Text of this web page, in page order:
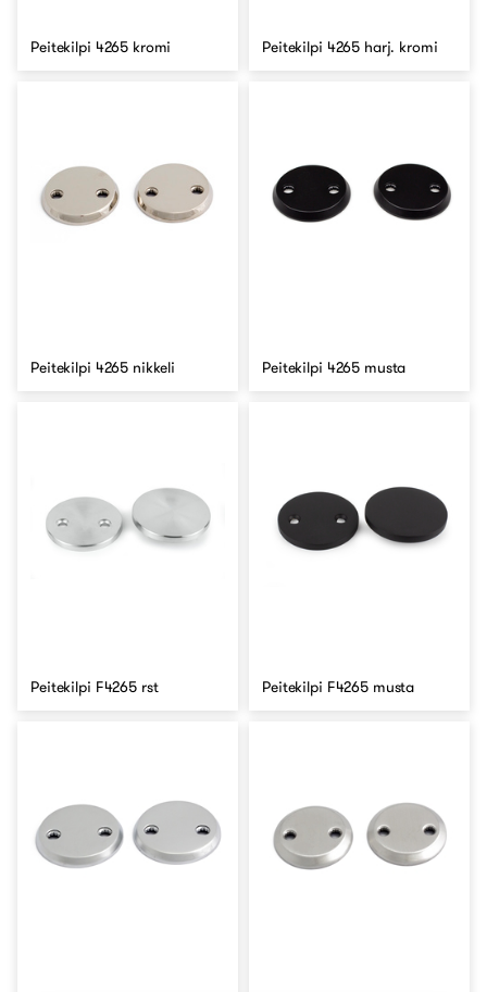
Peitekilpi 4265 kromi Peitekilpi 4265 harj. kromi
Peitekilpi 4265 nikkeli Peitekilpi 4265 musta
Peitekilpi F4265 rst Peitekilpi F4265 musta